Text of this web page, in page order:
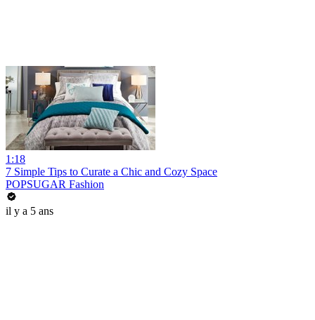
1:18
7 Simple Tips to Curate a Chic and Cozy Space
POPSUGAR Fashion
il y a 5 ans